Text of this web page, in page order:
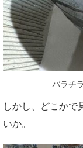
バラチ
しかし、どこかで
いか。